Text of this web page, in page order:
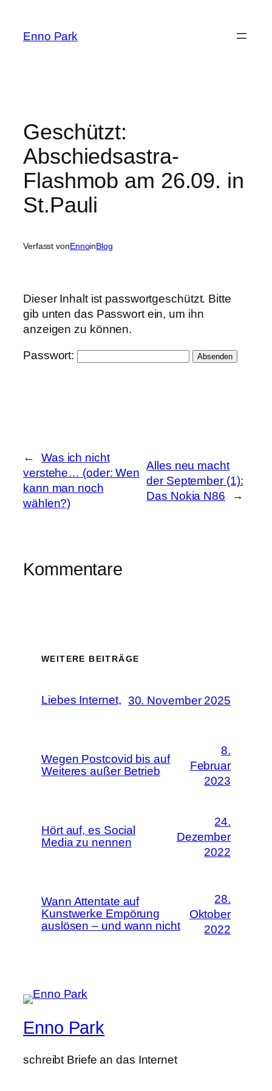
springen
Enno Park
Geschützt:
Abschiedsastra-
Flashmob am 26.09. in
St.Pauli
Verfasst vonEnnoinBlog
Dieser Inhalt ist passwortgeschützt. Bitte
gib unten das Passwort ein, um ihn
anzeigen zu können.
Passwort:
←
Was ich nicht
verstehe… (oder: Wen
kann man noch
wählen?)
Alles neu macht
der September (1):
Das Nokia N86
→
Kommentare
WEITERE BEITRÄGE
Liebes Internet, 30. November 2025
Wegen Postcovid bis auf
Weiteres außer Betrieb
8.
Februar
2023
Hört auf, es Social
Media zu nennen
24.
Dezember
2022
Wann Attentate auf
Kunstwerke Empörung
auslösen – und wann nicht
28.
Oktober
2022
Enno Park
schreibt Briefe an das Internet